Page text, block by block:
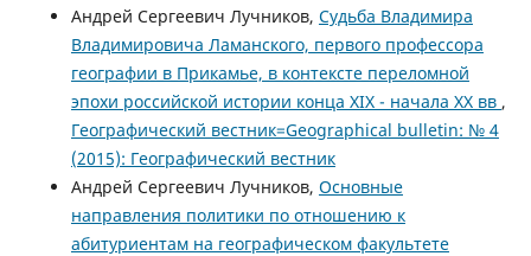
Андрей Сергеевич Лучников, Судьба Владимира
Владимировича Ламанского, первого профессора
географии в Прикамье, в контексте переломной
эпохи российской истории конца XIX - начала XX вв ,
Географический вестник=Geographical bulletin: № 4
(2015): Географический вестник
Андрей Сергеевич Лучников, Основные
направления политики по отношению к
абитуриентам на географическом факультете